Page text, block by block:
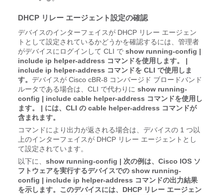
DHCP リレー エージェント設定の確認
デバイスのインターフェイスが DHCP リレー エージェン
トとして設定されているかどうかを確認するには、管理者
がデバイスにログインして CLI で show running-config |
include ip helper-address コマンドを使用します。 |
include ip helper-address コマンドを CLI で使用しま
す。 デバイスが Cisco cBR-8 コンバージド ブロードバンド
ルータである場合は、CLI で代わりに show running-
config | include cable helper-address コマンドを使用し
ます。 | には、CLI の cable helper-address コマンドが
含まれます。
コマンドにより出力が返される場合は、デバイスの 1 つ以
上のインターフェイスが DHCP リレー エージェントとし
て設定されています。
以下に、 show running-config | 次の例は、Cisco IOS ソ
フトウェアを実行するデバイスでの show running-
config | include ip helper-address コマンドの出力結果
を示します。このデバイスには、DHCP リレー エージェン